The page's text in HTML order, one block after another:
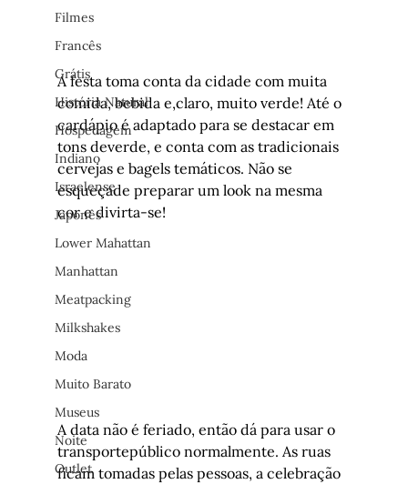
Filmes
Francês
Grátis
História Natural
Hospedagem
Indiano
Israelense
Japonês
Lower Mahattan
Manhattan
Meatpacking
Milkshakes
Moda
Muito Barato
Museus
Noite
Outlet
A festa toma conta da cidade com muita
comida, bebida e,claro, muito verde! Até o
cardápio é adaptado para se destacar em
tons deverde, e conta com as tradicionais
cervejas e bagels temáticos. Não se
esqueçade preparar um look na mesma
cor e divirta-se!
A data não é feriado, então dá para usar o
transportepúblico normalmente. As ruas
ficam tomadas pelas pessoas, a celebração